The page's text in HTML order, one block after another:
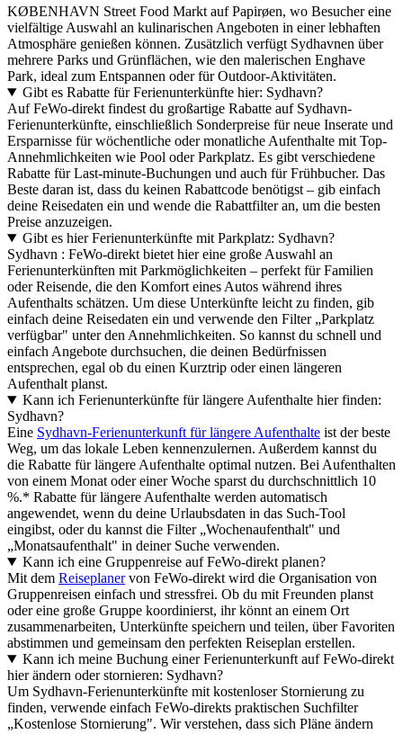
KØBENHAVN Street Food Markt auf Papirøen, wo Besucher eine
vielfältige Auswahl an kulinarischen Angeboten in einer lebhaften
Atmosphäre genießen können. Zusätzlich verfügt Sydhavnen über
mehrere Parks und Grünflächen, wie den malerischen Enghave
Park, ideal zum Entspannen oder für Outdoor-Aktivitäten.
Gibt es Rabatte für Ferienunterkünfte hier: Sydhavn?
Auf FeWo-direkt findest du großartige Rabatte auf Sydhavn-
Ferienunterkünfte, einschließlich Sonderpreise für neue Inserate und
Ersparnisse für wöchentliche oder monatliche Aufenthalte mit Top-
Annehmlichkeiten wie Pool oder Parkplatz. Es gibt verschiedene
Rabatte für Last-minute-Buchungen und auch für Frühbucher. Das
Beste daran ist, dass du keinen Rabattcode benötigst – gib einfach
deine Reisedaten ein und wende die Rabattfilter an, um die besten
Preise anzuzeigen.
Gibt es hier Ferienunterkünfte mit Parkplatz: Sydhavn?
Sydhavn : FeWo-direkt bietet hier eine große Auswahl an
Ferienunterkünften mit Parkmöglichkeiten – perfekt für Familien
oder Reisende, die den Komfort eines Autos während ihres
Aufenthalts schätzen. Um diese Unterkünfte leicht zu finden, gib
einfach deine Reisedaten ein und verwende den Filter „Parkplatz
verfügbar" unter den Annehmlichkeiten. So kannst du schnell und
einfach Angebote durchsuchen, die deinen Bedürfnissen
entsprechen, egal ob du einen Kurztrip oder einen längeren
Aufenthalt planst.
Kann ich Ferienunterkünfte für längere Aufenthalte hier finden:
Sydhavn?
Eine Sydhavn-Ferienunterkunft für längere Aufenthalte ist der beste
Weg, um das lokale Leben kennenzulernen. Außerdem kannst du
die Rabatte für längere Aufenthalte optimal nutzen. Bei Aufenthalten
von einem Monat oder einer Woche sparst du durchschnittlich 10
%.* Rabatte für längere Aufenthalte werden automatisch
angewendet, wenn du deine Urlaubsdaten in das Such-Tool
eingibst, oder du kannst die Filter „Wochenaufenthalt" und
„Monatsaufenthalt" in deiner Suche verwenden.
Kann ich eine Gruppenreise auf FeWo-direkt planen?
Mit dem Reiseplanervon FeWo-direkt wird die Organisation von
Gruppenreisen einfach und stressfrei. Ob du mit Freunden planst
oder eine große Gruppe koordinierst, ihr könnt an einem Ort
zusammenarbeiten, Unterkünfte speichern und teilen, über Favoriten
abstimmen und gemeinsam den perfekten Reiseplan erstellen.
Kann ich meine Buchung einer Ferienunterkunft auf FeWo-direkt
hier ändern oder stornieren: Sydhavn?
Um Sydhavn-Ferienunterkünfte mit kostenloser Stornierung zu
finden, verwende einfach FeWo-direkts praktischen Suchfilter
„Kostenlose Stornierung". Wir verstehen, dass sich Pläne ändern